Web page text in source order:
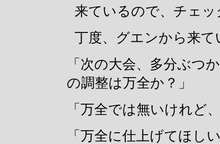
来ているので、チェッ
丁度、グエンから来て
「次の大会、多分ぶ
の調整は万全か？」
「万全では無いけれど
「万全に仕上げてほし